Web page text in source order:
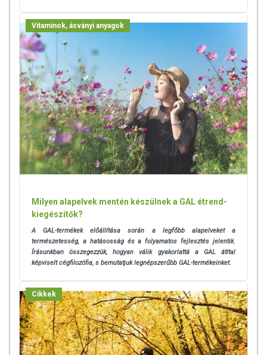
Vitaminok, ásványi anyagok
Milyen alapelvek mentén készülnek a GAL étrend-
kiegészítők?
A GAL-termékek előállítása során a legfőbb alapelveket a
természetesség, a hatásosság és a folyamatos fejlesztés jelentik.
Írásunkban összegezzük, hogyan válik gyakorlattá a GAL átltal
képviselt cégfilozófia, s bemutatjuk legnépszerűbb GAL-termékeinket.
Cikkek